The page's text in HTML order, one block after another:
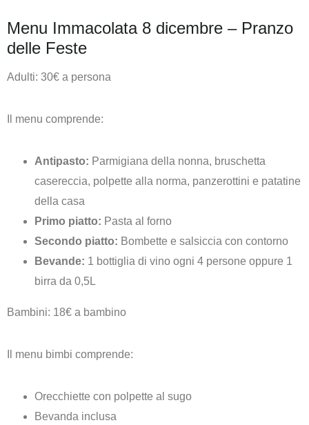
Menu Immacolata 8 dicembre – Pranzo
delle Feste
Adulti: 30€ a persona
Il menu comprende:
Antipasto: Parmigiana della nonna, bruschetta
casereccia, polpette alla norma, panzerottini e patatine
della casa
Primo piatto: Pasta al forno
Secondo piatto: Bombette e salsiccia con contorno
Bevande: 1 bottiglia di vino ogni 4 persone oppure 1
birra da 0,5L
Bambini: 18€ a bambino
Il menu bimbi comprende:
Orecchiette con polpette al sugo
Bevanda inclusa